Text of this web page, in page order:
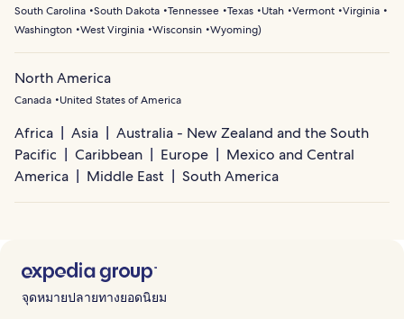
South Carolina South Dakota Tennessee Texas Utah Vermont Virginia
Washington West Virginia Wisconsin Wyoming)
North America
Canada United States of America
Africa Asia
Australia - New Zealand and the South
Pacific
Caribbean Europe
Mexico and Central
America
Middle East South America
จุดหมายปลายทางยอดนิยม